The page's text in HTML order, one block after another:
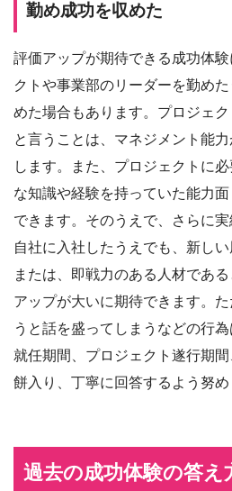
勤め成功を収めた
評価アップが期待できる成功体
クトや事業部のリーダーを勤め
めた場合もあります。プロジェ
と言うことは、マネジメント能
します。また、プロジェクトに
な知識や経験を持っていた能力
できます。そのうえで、さらに実
自社に入社したうえでも、新しい
または、即戦力のある人材であ
アップが大いに期待できます。
うと話を盛ってしまうなどの行
就任期間、プロジェクト遂行期
餅入り、丁寧に回答するよう努め
過去の成功体験の答え